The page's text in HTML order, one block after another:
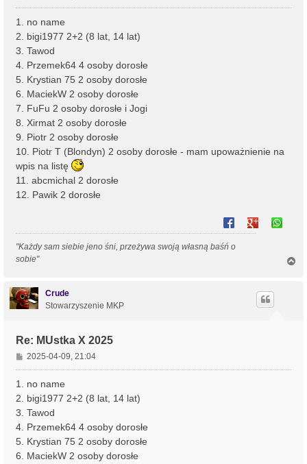
o
1. no name
2. bigi1977 2+2 (8 lat, 14 lat)
3. Tawod
4. Przemek64 4 osoby dorosłe
5. Krystian 75 2 osoby dorosłe
6. MaciekW 2 osoby dorosłe
7. FuFu 2 osoby dorosłe i Jogi
8. Xirmat 2 osoby dorosłe
9. Piotr 2 osoby dorosłe
10. Piotr T (Blondyn) 2 osoby dorosłe - mam upoważnienie na
wpis na listę
11. abcmichal 2 dorosłe
12. Pawik 2 dorosłe
"Każdy sam siebie jeno śni, przeżywa swoją własną baśń o
sobie"
Crude
Stowarzyszenie MKP
Re: MUstka X 2025
P
o
s
2025-04-09, 21:04
1. no name
2. bigi1977 2+2 (8 lat, 14 lat)
3. Tawod
4. Przemek64 4 osoby dorosłe
5. Krystian 75 2 osoby dorosłe
6. MaciekW 2 osoby dorosłe